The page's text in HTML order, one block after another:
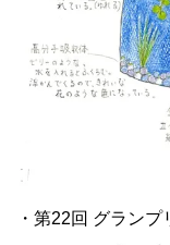
・第22回 グランプ